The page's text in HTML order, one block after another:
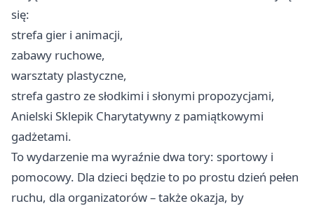
się:
strefa gier i animacji,
zabawy ruchowe,
warsztaty plastyczne,
strefa gastro ze słodkimi i słonymi propozycjami,
Anielski Sklepik Charytatywny z pamiątkowymi
gadżetami.
To wydarzenie ma wyraźnie dwa tory: sportowy i
pomocowy. Dla dzieci będzie to po prostu dzień pełen
ruchu, dla organizatorów – także okazja, by